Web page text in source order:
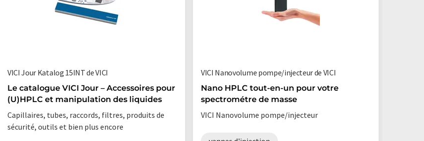
VICI Jour Katalog 15INT de VICI
Le catalogue VICI Jour – Accessoires pour
(U)HPLC et manipulation des liquides
Capillaires, tubes, raccords, filtres, produits de
sécurité, outils et bien plus encore
VICI Nanovolume pompe/injecteur de VICI
Nano HPLC tout-en-un pour votre
spectrométre de masse
VICI Nanovolume pompe/injecteur